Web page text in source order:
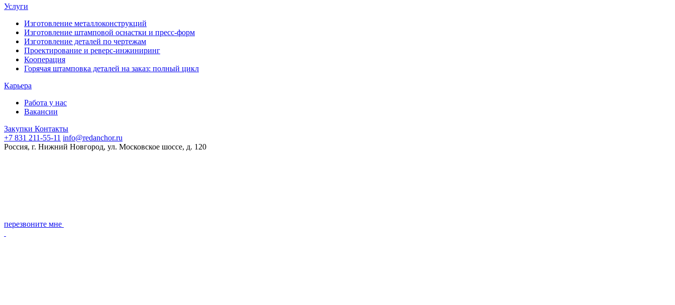
Услуги
Изготовление металлоконструкций
Изготовление штамповой оснастки и пресс-форм
Изготовление деталей по чертежам
Проектирование и реверс-инжиниринг
Кооперация
Горячая штамповка деталей на заказ: полный цикл
Карьера
Работа у нас
Вакансии
Закупки Контакты
+7 831 211-55-11 info@redanchor.ru
Россия, г. Нижний Новгород, ул. Московское шоссе, д. 120
перезвоните мне